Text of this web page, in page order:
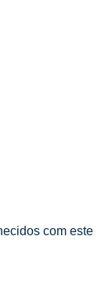
com este